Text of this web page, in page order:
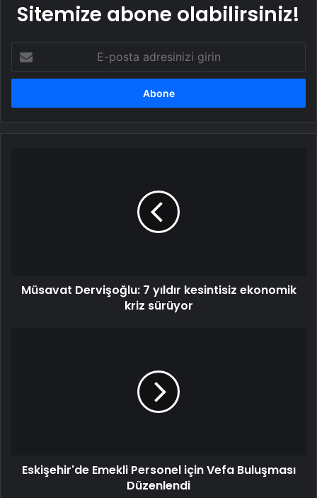
Sitemize abone olabilirsiniz!
posta
adresinizi
Müsavat Dervişoğlu: 7 yıldır kesintisiz ekonomik
kriz sürüyor
Eskişehir'de Emekli Personel için Vefa Buluşması
Düzenlendi